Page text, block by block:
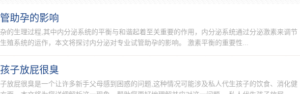
助孕的影响
的生理过程,其中内分泌系统的平衡与和谐起着至关重要的作用，内分泌系统通过分泌激素来调节
殖系统的运作，本文将探讨内分泌对专业试管助孕的影响。 激素平衡的重要性...
子放屁很臭
放屁很臭是一个让许多新手父母感到困惑的问题,这种情况可能涉及私人代生孩子的饮食、消化健